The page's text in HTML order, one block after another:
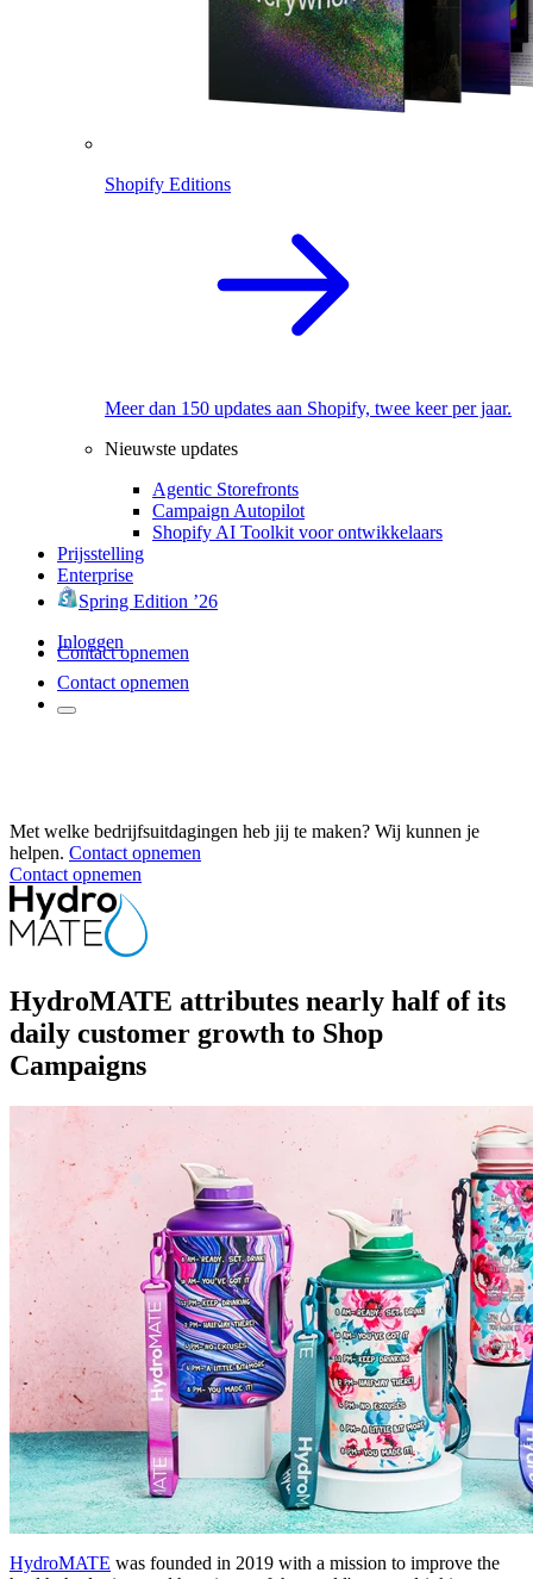
Shopify Editions
Meer dan 150 updates aan Shopify, twee keer per jaar.
Nieuwste updates
Agentic Storefronts
Campaign Autopilot
Shopify AI Toolkit voor ontwikkelaars
Prijsstelling
Enterprise
Spring Edition ’26
Inloggen
Contact opnemen
Contact opnemen
Met welke bedrijfsuitdagingen heb jij te maken? Wij kunnen je
helpen. Contact opnemen
Contact opnemen
HydroMATE attributes nearly half of its
daily customer growth to Shop
Campaigns
HydroMATE was founded in 2019 with a mission to improve the